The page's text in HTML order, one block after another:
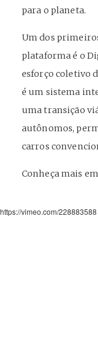
para o planeta.
Um dos
plataforma é o
esforço coletivo
é um sistema
uma transição
autônomos,
carros
Conheça mais
https://vimeo.com/228883588